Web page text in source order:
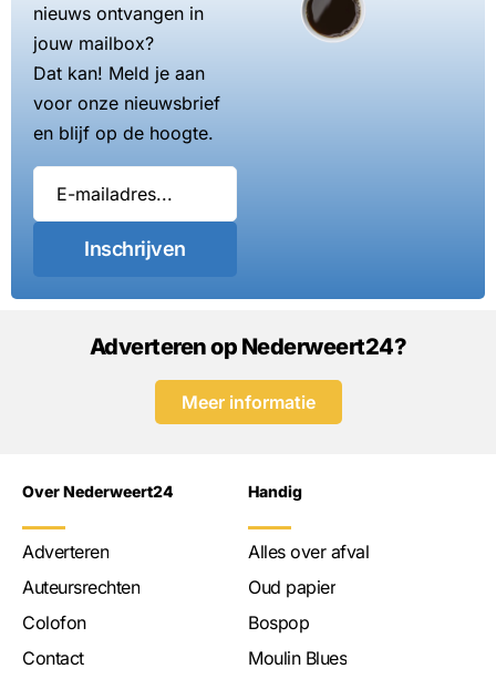
nieuws ontvangen in
jouw mailbox?
Dat kan! Meld je aan
voor onze nieuwsbrief
en blijf op de hoogte.
Inschrijven
Adverteren op Nederweert24?
Meer informatie
Over Nederweert24
Adverteren
Auteursrechten
Colofon
Contact
Handig
Alles over afval
Oud papier
Bospop
Moulin Blues